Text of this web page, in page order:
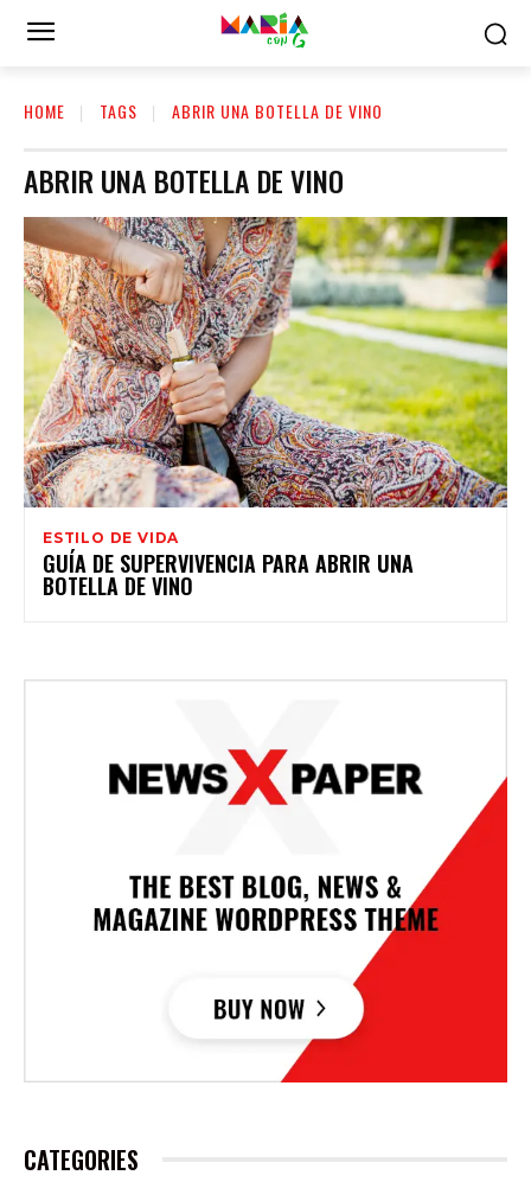
HOME TAGS ABRIR UNA BOTELLA DE VINO
ABRIR UNA BOTELLA DE VINO
ESTILO DE VIDA
GUÍA DE SUPERVIVENCIA PARA ABRIR UNA
BOTELLA DE VINO
CATEGORIES